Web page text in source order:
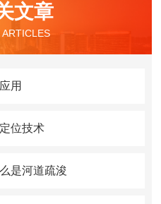
文章
ARTICLES
用
位技术
是河道疏浚